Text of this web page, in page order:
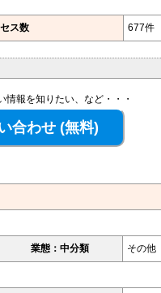
ス数 677件
情報を知りたい、など・・・
業態：中分類 その他